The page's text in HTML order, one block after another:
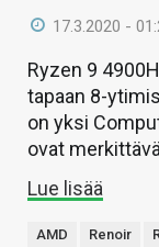
17.3.2020 -
Ryzen 9
tapaan 8-
on yksi
ovat
Lue lisää
AMD Renoir